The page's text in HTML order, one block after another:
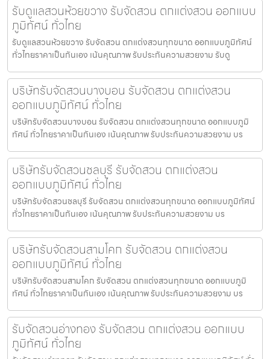
รับดูแลสวนห้วยขวาง รับจัดสวน ตกแต่งสวน ออกแบบ
ภูมิทัศน์ ทั่วไทย
รับดูแลสวนห้วยขวาง รับจัดสวน ตกแต่งสวนทุกขนาด ออกแบบภูมิทัศน์
ทั่วไทยราคาเป็นกันเอง เน้นคุณภาพ รับประกันความสวยงาม รับดู
บริษัทรับจัดสวนบางบอน รับจัดสวน ตกแต่งสวน
ออกแบบภูมิทัศน์ ทั่วไทย
บริษัทรับจัดสวนบางบอน รับจัดสวน ตกแต่งสวนทุกขนาด ออกแบบภูมิ
ทัศน์ ทั่วไทยราคาเป็นกันเอง เน้นคุณภาพ รับประกันความสวยงาม บร
บริษัทรับจัดสวนชลบุรี รับจัดสวน ตกแต่งสวน
ออกแบบภูมิทัศน์ ทั่วไทย
บริษัทรับจัดสวนชลบุรี รับจัดสวน ตกแต่งสวนทุกขนาด ออกแบบภูมิทัศน์
ทั่วไทยราคาเป็นกันเอง เน้นคุณภาพ รับประกันความสวยงาม บร
บริษัทรับจัดสวนสามโคก รับจัดสวน ตกแต่งสวน
ออกแบบภูมิทัศน์ ทั่วไทย
บริษัทรับจัดสวนสามโคก รับจัดสวน ตกแต่งสวนทุกขนาด ออกแบบภูมิ
ทัศน์ ทั่วไทยราคาเป็นกันเอง เน้นคุณภาพ รับประกันความสวยงาม บร
รับจัดสวนอ่างทอง รับจัดสวน ตกแต่งสวน ออกแบบ
ภูมิทัศน์ ทั่วไทย